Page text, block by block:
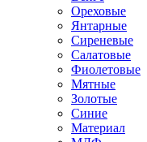
Ореховые
Янтарные
Сиреневые
Салатовые
Фиолетовые
Мятные
Золотые
Синие
Материал